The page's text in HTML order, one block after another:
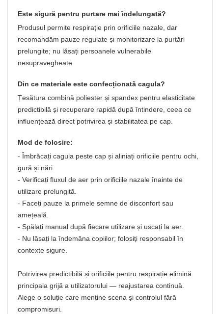
Este sigură pentru purtare mai îndelungată?
Produsul permite respirație prin orificiile nazale, dar
recomandăm pauze regulate și monitorizare la purtări
prelungite; nu lăsați persoanele vulnerabile
nesupravegheate.
Din ce materiale este confecționată cagula?
Țesătura combină poliester și spandex pentru elasticitate
predictibilă și recuperare rapidă după întindere, ceea ce
influențează direct potrivirea și stabilitatea pe cap.
Mod de folosire:
- Îmbrăcați cagula peste cap și aliniați orificiile pentru ochi,
gură și nări.
- Verificați fluxul de aer prin orificiile nazale înainte de
utilizare prelungită.
- Faceți pauze la primele semne de disconfort sau
amețeală.
- Spălați manual după fiecare utilizare și uscați la aer.
- Nu lăsați la îndemâna copiilor; folosiți responsabil în
contexte sigure.
Potrivirea predictibilă și orificiile pentru respirație elimină
principala grijă a utilizatorului — reajustarea continuă.
Alege o soluție care menține scena și controlul fără
compromisuri.